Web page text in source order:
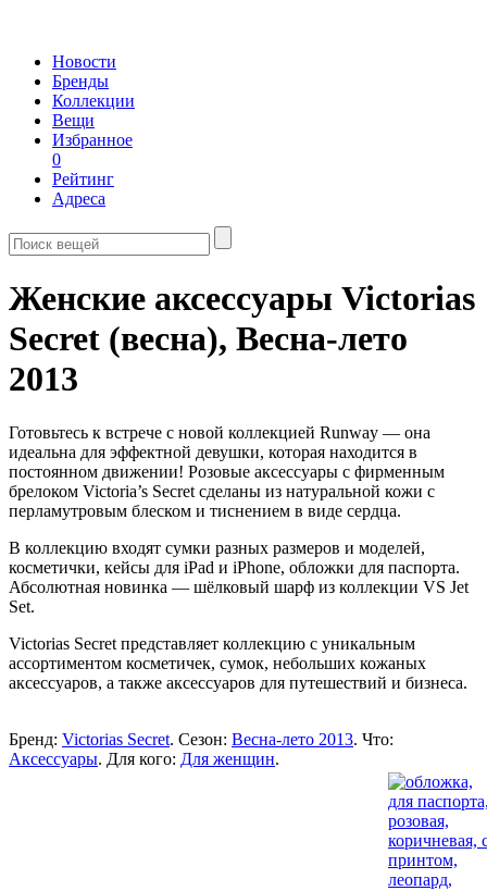
Новости
Бренды
Коллекции
Вещи
Избранное
0
Рейтинг
Адреса
Женские аксессуары Victorias
Secret (весна), Весна-лето
2013
Готовьтесь к встрече с новой коллекцией Runway — она
идеальна для эффектной девушки, которая находится в
постоянном движении! Розовые аксессуары с фирменным
брелоком Victoria’s Secret сделаны из натуральной кожи с
перламутровым блеском и тиснением в виде сердца.
В коллекцию входят сумки разных размеров и моделей,
косметички, кейсы для iPad и iPhone, обложки для паспорта.
Абсолютная новинка — шёлковый шарф из коллекции VS Jet
Set.
Victorias Secret представляет коллекцию с уникальным
ассортиментом косметичек, сумок, небольших кожаных
аксессуаров, а также аксессуаров для путешествий и бизнеса.
Бренд: Victorias Secret. Сезон: Весна-лето 2013. Что:
Аксессуары. Для кого: Для женщин.